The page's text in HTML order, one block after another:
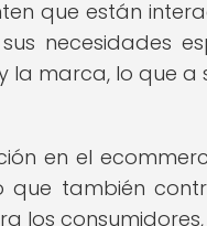
que están
necesidades
la marca, lo que
en el
que también
los